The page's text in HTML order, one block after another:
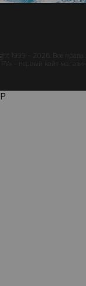
1999 - 2026. Все права
РУ» - первый кайт